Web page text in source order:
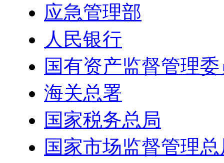
应急管理部
人民银行
国有资产监督管理
海关总署
国家税务总局
国家市场监督管理